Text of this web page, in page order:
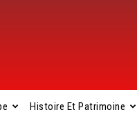
Histoire Et Patrimoine